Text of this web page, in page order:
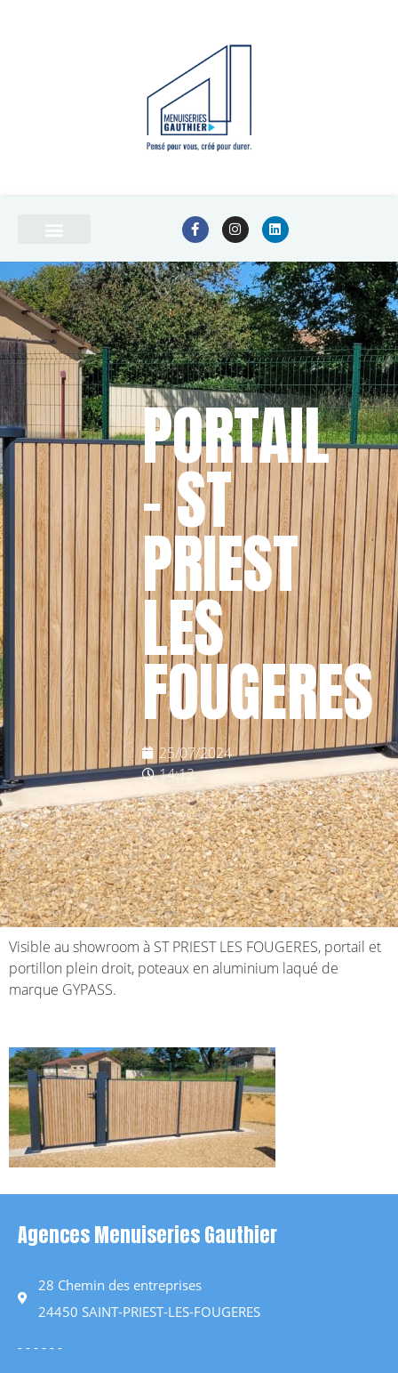
PORTAIL
– ST
PRIEST
LES
FOUGERES
25/07/2024
14:12
Visible au showroom à ST PRIEST LES FOUGERES, portail et
portillon plein droit, poteaux en aluminium laqué de
marque GYPASS.
Agences Menuiseries Gauthier
28 Chemin des entreprises
24450 SAINT-PRIEST-LES-FOUGERES
- - - - - -